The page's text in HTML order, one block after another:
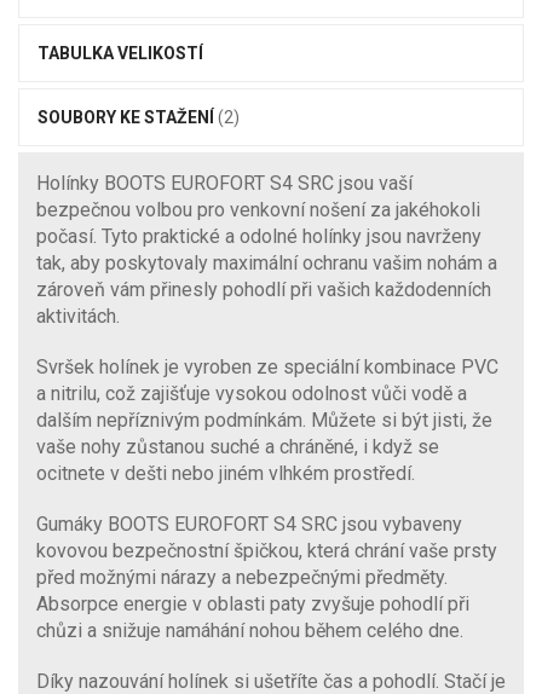
TABULKA VELIKOSTÍ
SOUBORY KE STAŽENÍ (2)
Holínky BOOTS EUROFORT S4 SRC jsou vaší
bezpečnou volbou pro venkovní nošení za jakéhokoli
počasí. Tyto praktické a odolné holínky jsou navrženy
tak, aby poskytovaly maximální ochranu vašim nohám a
zároveň vám přinesly pohodlí při vašich každodenních
aktivitách.
Svršek holínek je vyroben ze speciální kombinace PVC
a nitrilu, což zajišťuje vysokou odolnost vůči vodě a
dalším nepříznivým podmínkám. Můžete si být jisti, že
vaše nohy zůstanou suché a chráněné, i když se
ocitnete v dešti nebo jiném vlhkém prostředí.
Gumáky BOOTS EUROFORT S4 SRC jsou vybaveny
kovovou bezpečnostní špičkou, která chrání vaše prsty
před možnými nárazy a nebezpečnými předměty.
Absorpce energie v oblasti paty zvyšuje pohodlí při
chůzi a snižuje namáhání nohou během celého dne.
Díky nazouvání holínek si ušetříte čas a pohodlí. Stačí je